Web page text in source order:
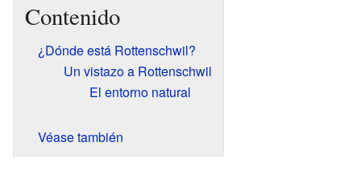
Contenido
¿Dónde está Rottenschwil?
Un vistazo a Rottenschwil
El entorno natural
Véase también